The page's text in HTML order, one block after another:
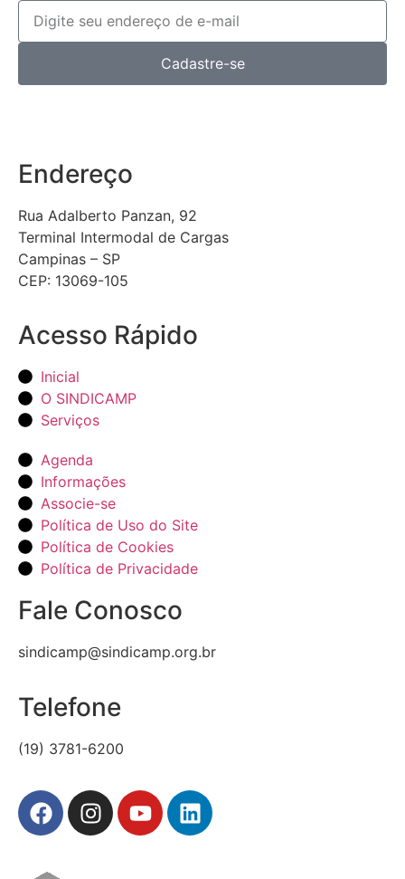
Cadastre-se
Endereço
Rua Adalberto Panzan, 92
Terminal Intermodal de Cargas
Campinas – SP
CEP: 13069-105
Acesso Rápido
Inicial
O SINDICAMP
Serviços
Agenda
Informações
Associe-se
Política de Uso do Site
Política de Cookies
Política de Privacidade
Fale Conosco
sindicamp@sindicamp.org.br
Telefone
(19) 3781-6200